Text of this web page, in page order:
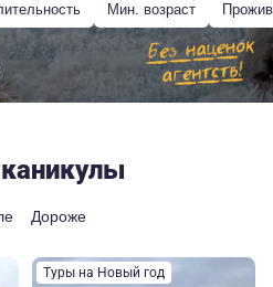
Мин. возраст
Дороже
Туры на Новый год